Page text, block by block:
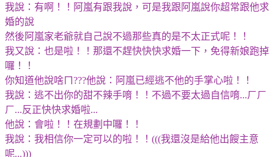
我說：有啊！！阿嵐有跟我說，可是我跟阿嵐說你超常跟他求
婚的說
然後阿嵐家老爺就自己說不過那些真的是不太正式呢！！
我又說：也是啦！！那還不趕快快快求婚一下，免得新娘跑掉
囉！！
你知道他說啥ㄇ???他說：阿嵐已經逃不他的手掌心啦！！
我說：逃不出你的甜不辣手唷！！不過不要太過自信唷...ㄏㄏ
ㄏ...反正快快求婚啦...
他說：會啦！！在規劃中囉！！
我說：我相信你一定可以的啦！！(((我還沒是給他出餿主意
呢...)))